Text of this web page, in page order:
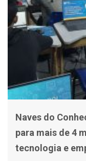
Naves do
para mais de 4
tecnologia e